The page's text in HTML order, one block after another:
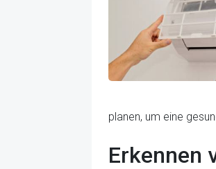
planen, um eine
Erkennen